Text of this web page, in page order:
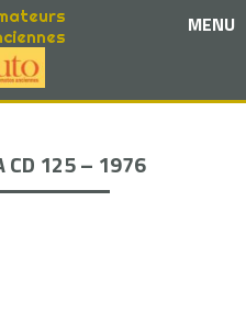
MENU
CD 125 – 1976